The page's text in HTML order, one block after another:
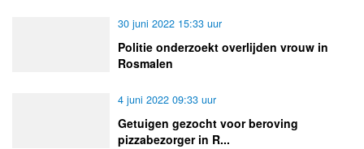
30 juni 2022 15:33 uur
Politie onderzoekt overlijden vrouw in
Rosmalen
4 juni 2022 09:33 uur
Getuigen gezocht voor beroving
pizzabezorger in R...